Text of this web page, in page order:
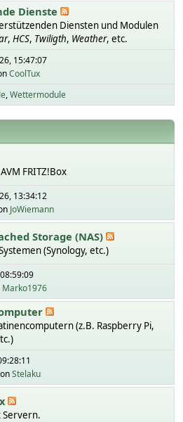
Dienste
Diensten und Modulen
, HCS, Twiligth, Weather, etc.
15:47:07
CoolTux
Wettermodule
FRITZ!Box
13:34:12
JoWiemann
Storage (NAS)
(Synology, etc.)
Marko1976
(z.B. Raspberry Pi,
Stelaku
Servern.